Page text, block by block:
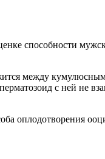
способности
между
с ней не
оплодотворения